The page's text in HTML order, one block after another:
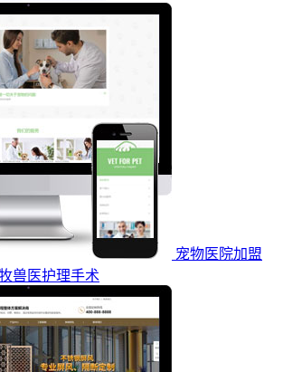
宠物医院加盟
兽医护理手术